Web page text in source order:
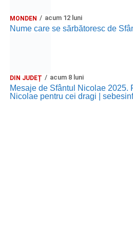
MONDEN acum 12 luni
Nume care se sărbătoresc de
DIN JUDEȚ acum 8 luni
Mesaje de Sfântul Nicolae 2025.
Nicolae pentru cei dragi |